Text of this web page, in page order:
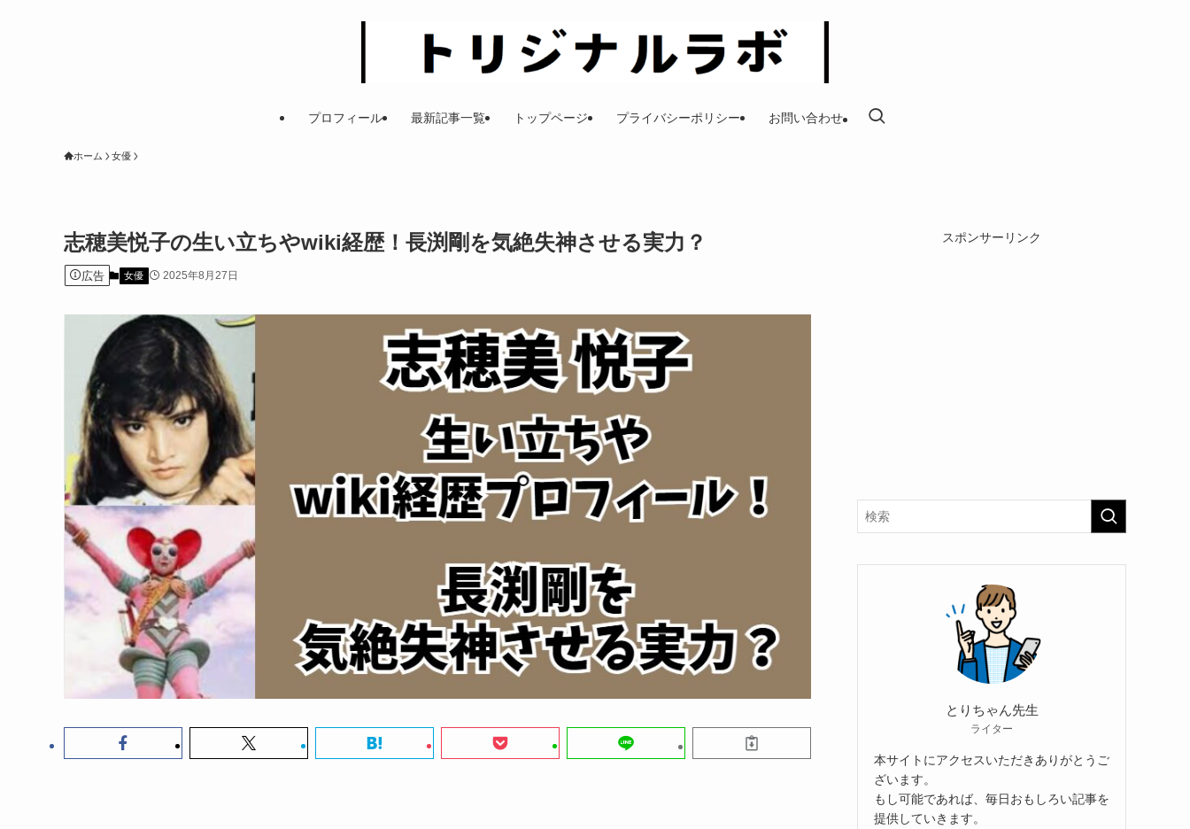
プロフィール 最新記事一覧 トップページ プライバシーポリシー お問い合わせ
ホーム 女優
志穂美悦子の生い立ちやwiki経歴！長渕剛を気絶失神させる実力？
広告 女優 2025年8月27日
スポンサーリンク
とりちゃん先生
ライター
本サイトにアクセスいただきありがとうご
ざいます。
もし可能であれば、毎日おもしろい記事を
提供していきます。